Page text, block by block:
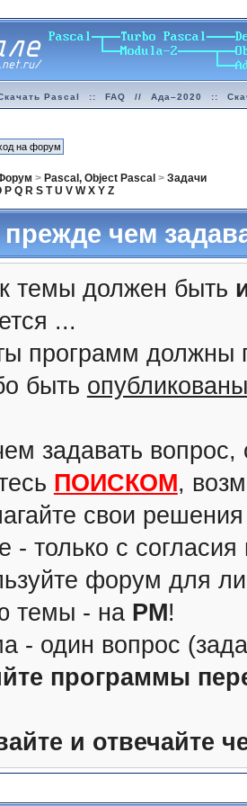
Pascal :: FAQ // Ада–2020 ::
> Pascal, Object Pascal > Задачи
P Q R S T U V W X Y Z
чем
темы должен быть
...
программ должны
быть
задавать вопрос,
ПОИСКОМ,
свои
- только с
форум для
темы - на PM!
- один вопрос
программы
и отвечайте